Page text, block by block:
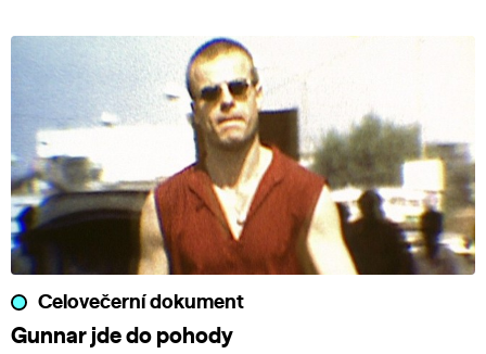
Celovečerní dokument
Gunnar jde do pohody